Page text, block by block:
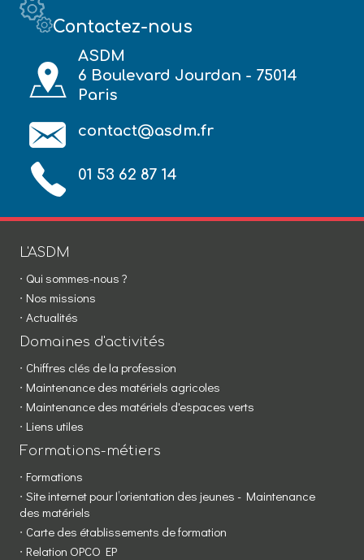
Contactez-nous
ASDM
6 Boulevard Jourdan - 75014
Paris
contact@asdm.fr
01 53 62 87 14
L'ASDM
Qui sommes-nous ?
Nos missions
Actualités
Domaines d'activités
Chiffres clés de la profession
Maintenance des matériels agricoles
Maintenance des matériels d'espaces verts
Liens utiles
Formations-métiers
Formations
Site internet pour l’orientation des jeunes - Maintenance
des matériels
Carte des établissements de formation
Relation OPCO EP